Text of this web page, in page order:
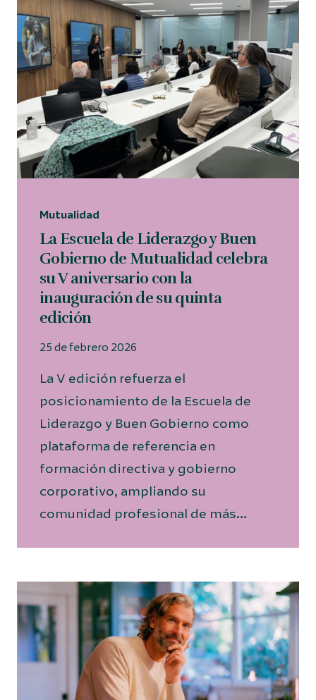
Área privada
914 35 24 86
Español English Català
Buscar...
Mutualidad
La Escuela de Liderazgo y Buen
Gobierno de Mutualidad celebra
su V aniversario con la
inauguración de su quinta
edición
25 de febrero 2026
La V edición refuerza el
posicionamiento de la Escuela de
Liderazgo y Buen Gobierno como
plataforma de referencia en
formación directiva y gobierno
corporativo, ampliando su
comunidad profesional de más…